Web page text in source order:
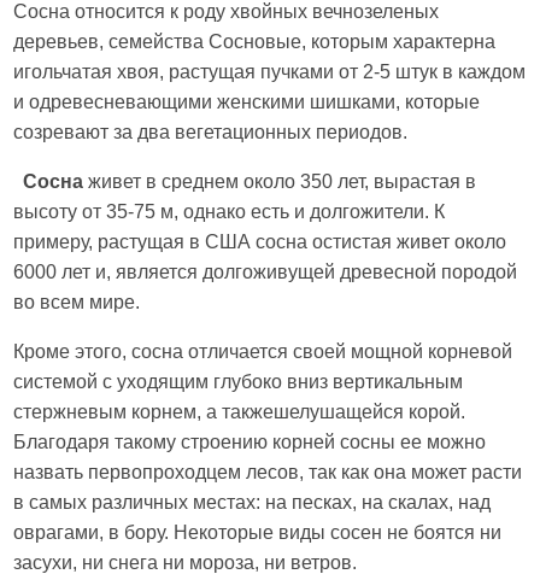
Сосна относится к роду хвойных вечнозеленых
деревьев, семейства Сосновые, которым характерна
игольчатая хвоя, растущая пучками от 2-5 штук в каждом
и одревесневающими женскими шишками, которые
созревают за два вегетационных периодов.
Соснаживет в среднем около 350 лет, вырастая в
высоту от 35-75 м, однако есть и долгожители. К
примеру, растущая в США сосна остистая живет около
6000 лет и, является долгоживущей древесной породой
во всем мире.
Кроме этого, сосна отличается своей мощной корневой
системой с уходящим глубоко вниз вертикальным
стержневым корнем, а такжешелушащейся корой.
Благодаря такому строению корней сосны ее можно
назвать первопроходцем лесов, так как она может расти
в самых различных местах: на песках, на скалах, над
оврагами, в бору. Некоторые виды сосен не боятся ни
засухи, ни снега ни мороза, ни ветров.